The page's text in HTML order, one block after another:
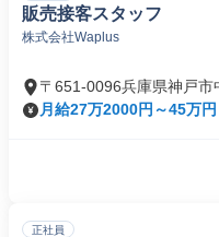
販売接客スタッフ
株式会社Waplus
〒651-0096兵庫県神戸市
月給27万2000円～45万円
正社員